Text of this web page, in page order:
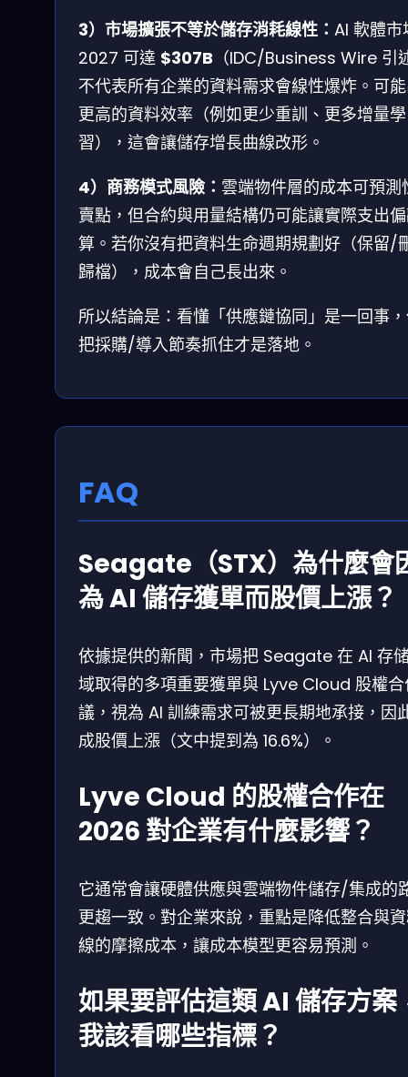
3）市場擴張不等於儲存消耗線性： AI 軟體市
2027 可達 $307B （IDC/Business Wire 引
不代表所有企業的資料需求會線性爆炸。可
更高的資料效率（例如更少重訓、更多增量學
習），這會讓儲存增長曲線改形。
4）商務模式風險： 雲端物件層的成本可預測
賣點，但合約與用量結構仍可能讓實際支出
算。若你沒有把資料生命週期規劃好（保留/
歸檔），成本會自己長出來。
所以結論是：看懂「供應鏈協同」是一回事
把採購/導入節奏抓住才是落地。
FAQ
Seagate（STX）為什麼會
為 AI 儲存獲單而股價上漲？
依據提供的新聞，市場把 Seagate 在 AI 存
域取得的多項重要獲單與 Lyve Cloud 股權
議，視為 AI 訓練需求可被更長期地承接，因
成股價上漲（文中提到為 16.6%）。
Lyve Cloud 的股權合作在
2026 對企業有什麼影響？
它通常會讓硬體供應與雲端物件儲存/集成的
更趨一致。對企業來說，重點是降低整合與
線的摩擦成本，讓成本模型更容易預測。
如果要評估這類 AI 儲存方案
我該看哪些指標？